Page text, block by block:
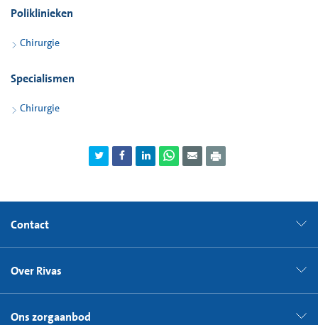
Poliklinieken
Chirurgie
Specialismen
Chirurgie
Contact
Over Rivas
Ons zorgaanbod